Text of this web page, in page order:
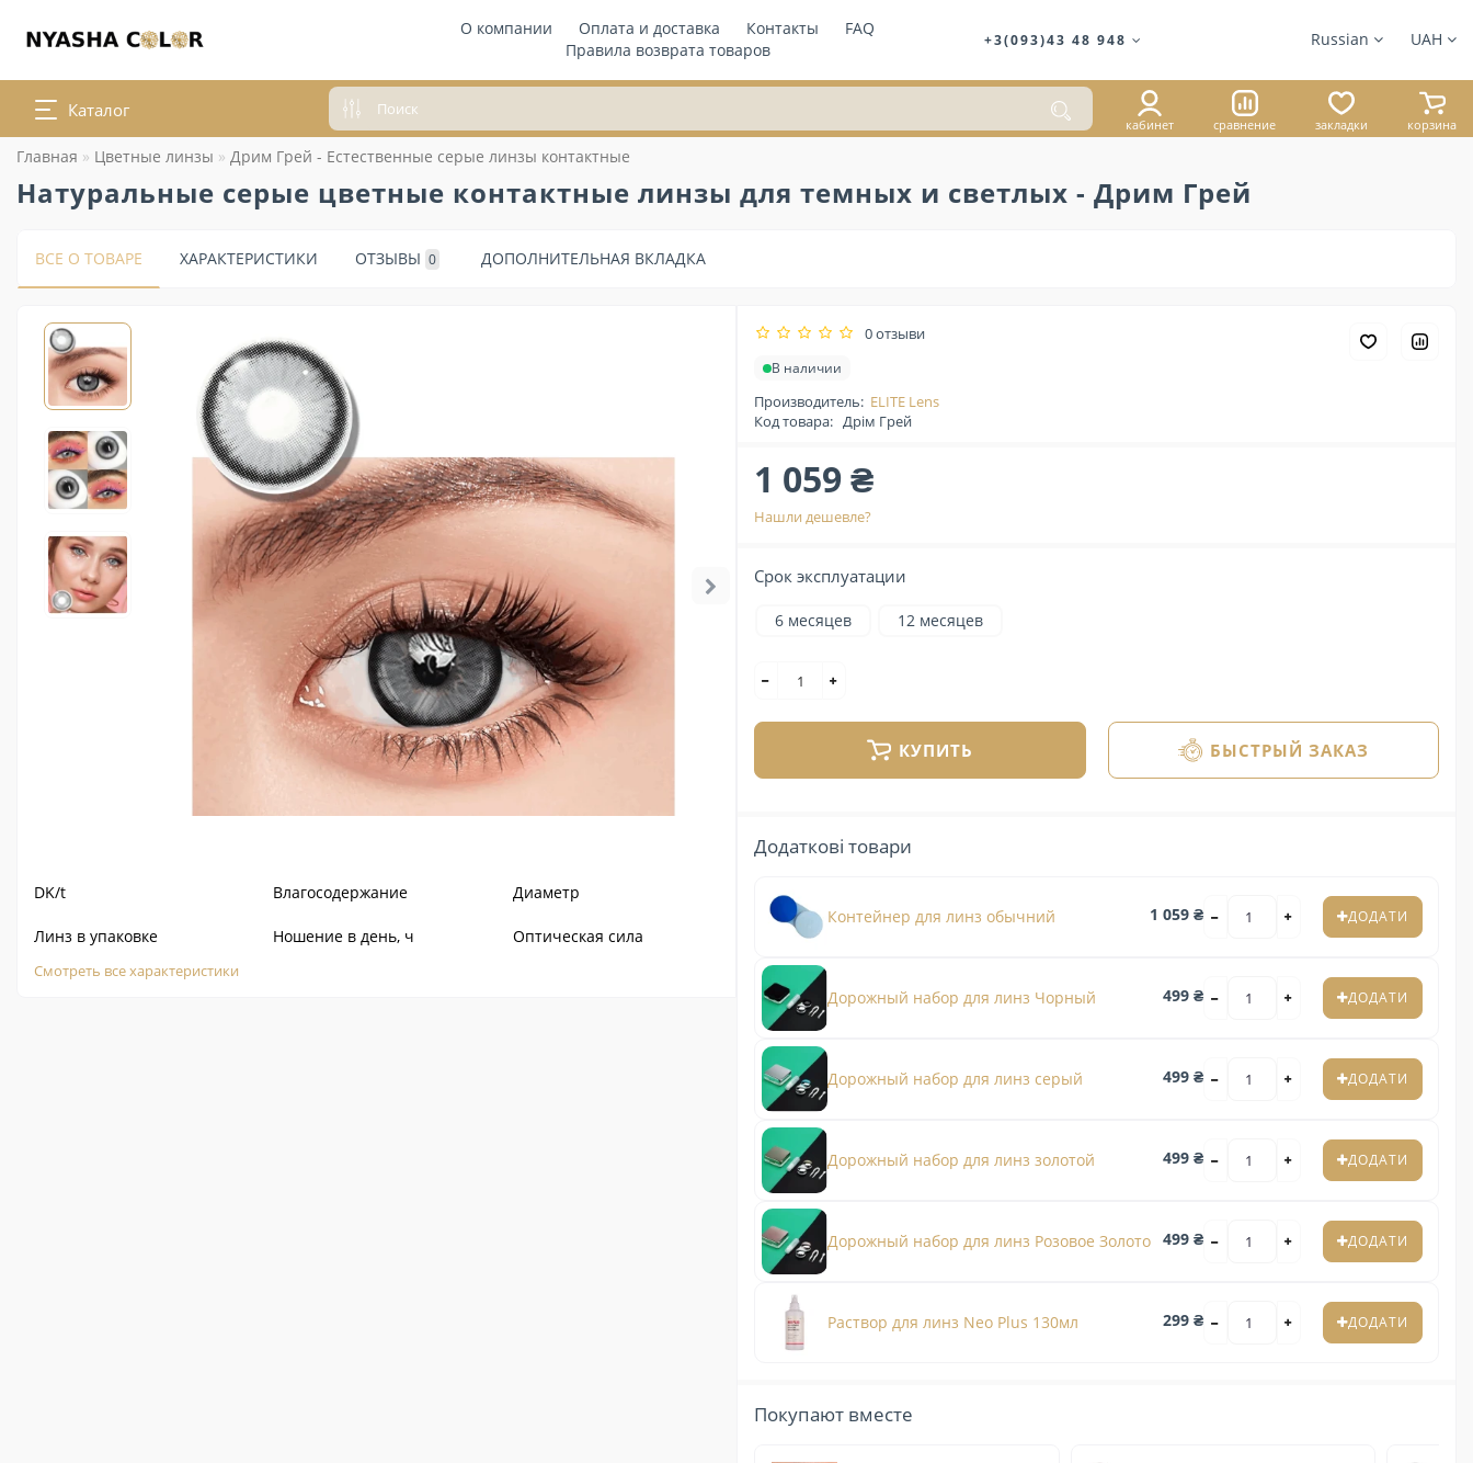
О компании Оплата и доставка Контакты
FAQ
Правила возврата товаров
+3(093)43 48 948 UAH
Russian
Каталог
кабинет сравнение закладки корзина
Главная Цветные линзы Дрим Грей - Естественные серые линзы контактные
Натуральные серые цветные контактные линзы для темных и светлых - Дрим Грей
ВСЕ О ТОВАРЕ ХАРАКТЕРИСТИКИ ОТЗЫВЫ 0 ДОПОЛНИТЕЛЬНАЯ ВКЛАДКА
DK/t Влагосодержание Диаметр
Линз в упаковке Ношение в день, ч Оптическая сила
Смотреть все характеристики
0 отзыви
В наличии
Производитель: ELITE Lens
Код товара: Дрім Грей
1 059 ₴
Нашли дешевле?
Срок эксплуатации
6 месяцев 12 месяцев
КУПИТЬ БЫСТРЫЙ ЗАКАЗ
Додаткові товари
Контейнер для линз обычний 1 059 ₴ ДОДАТИ
Дорожный набор для линз Чорный 499 ₴ ДОДАТИ
Дорожный набор для линз серый 499 ₴ ДОДАТИ
Дорожный набор для линз золотой 499 ₴ ДОДАТИ
Дорожный набор для линз Розовое Золото 499 ₴ ДОДАТИ
Раствор для линз Neo Plus 130мл 299 ₴ ДОДАТИ
Покупают вместе